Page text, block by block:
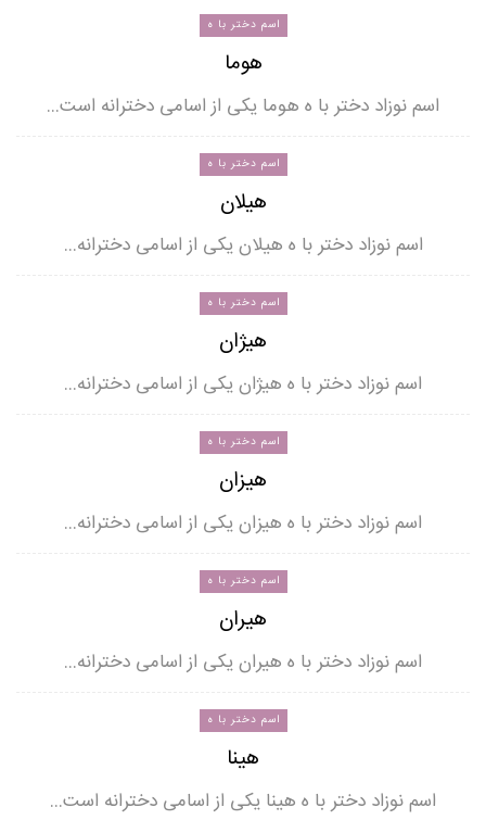
اسم دختر با ه
هوما
اسم نوزاد دختر با ه هوما یکی از اسامی دخترانه است…
اسم دختر با ه
هیلان
اسم نوزاد دختر با ه هیلان یکی از اسامی دخترانه…
اسم دختر با ه
هیژان
اسم نوزاد دختر با ه هیژان یکی از اسامی دخترانه…
اسم دختر با ه
هیزان
اسم نوزاد دختر با ه هیزان یکی از اسامی دخترانه…
اسم دختر با ه
هیران
اسم نوزاد دختر با ه هیران یکی از اسامی دخترانه…
اسم دختر با ه
هینا
اسم نوزاد دختر با ه هینا یکی از اسامی دخترانه است…